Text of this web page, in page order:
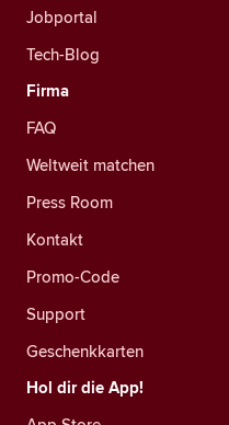
Jobportal
Tech-Blog
Firma
FAQ
Weltweit matchen
Press Room
Kontakt
Promo-Code
Support
Geschenkkarten
Hol dir die App!